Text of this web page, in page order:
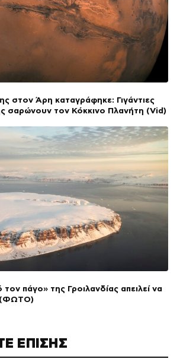
στον Άρη καταγράφηκε: Γιγάντιες
σαρώνουν τον Κόκκινο Πλανήτη (Vid)
πάγο» της Γροιλανδίας απειλεί να
(ΦΩΤΟ)
ΕΠΙΣΗΣ